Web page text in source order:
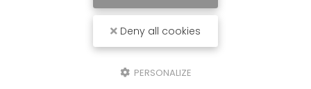
J'autorise ce site à conserver l'ensemble des données transmises dans
ce formulaire pour faciliter le suivi et le traitement de ma demande.
Deny all cookies
PERSONALIZE